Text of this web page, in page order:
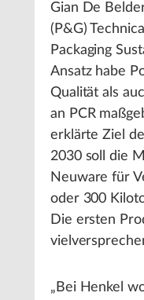
Gian De
(P&G)
Packaging
Ansatz habe
Qualität als
an PCR
erklärte Ziel
2030 soll die
Neuware für
oder 300
Die ersten
„Bei Henkel